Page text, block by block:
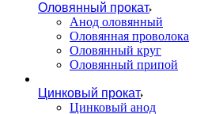
Оловянный прокат
Анод оловянный
Оловянная проволока
Оловянный круг
Оловянный припой
Цинковый прокат
Цинковый анод